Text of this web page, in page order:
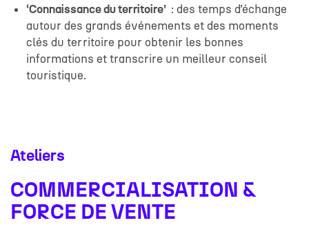
‘Connaissance du territoire’ : des temps d’échange
autour des grands événements et des moments
clés du territoire pour obtenir les bonnes
informations et transcrire un meilleur conseil
touristique.
Ateliers
COMMERCIALISATION &
FORCE DE VENTE